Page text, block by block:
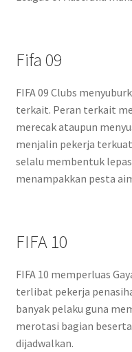
Fifa 09
FIFA 09 Clubs
terkait. Peran terkait
merecak ataupun
menjalin pekerja
selalu membentuk
menampakkan pesta
FIFA 10
FIFA 10 memperluas
terlibat pekerja
banyak pelaku guna
merotasi bagian
dijadwalkan.